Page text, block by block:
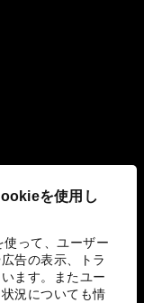
を使用し
って、ユーザー
告の表示、トラ
ます。またユー
況についても情